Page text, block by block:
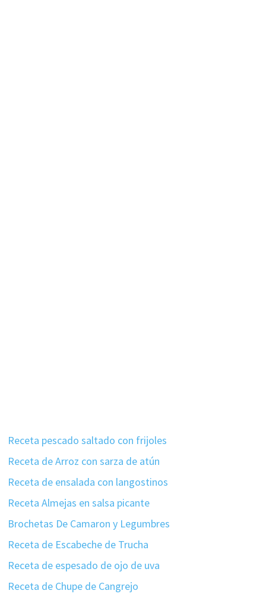
Receta pescado saltado con frijoles
Receta de Arroz con sarza de atún
Receta de ensalada con langostinos
Receta Almejas en salsa picante
Brochetas De Camaron y Legumbres
Receta de Escabeche de Trucha
Receta de espesado de ojo de uva
Receta de Chupe de Cangrejo